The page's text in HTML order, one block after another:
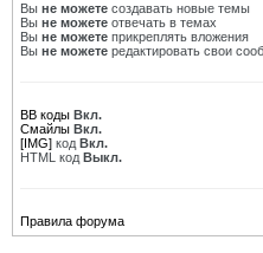
Вы не можете создавать новые темы
Вы не можете отвечать в темах
Вы не можете прикреплять вложения
Вы не можете редактировать свои
BB коды Вкл.
Смайлы Вкл.
[IMG] код Вкл.
HTML код Выкл.
Правила форума